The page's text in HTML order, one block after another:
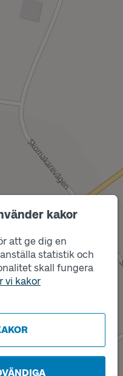
kakor
att ge dig en
statistik och
skall fungera
vi kakor